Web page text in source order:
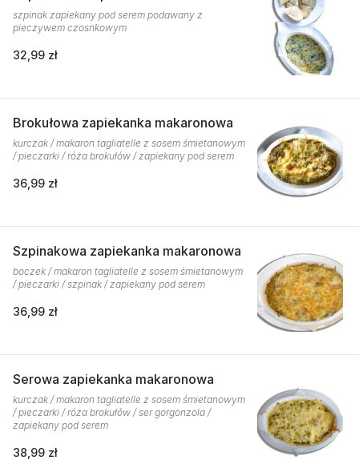
szpinak zapiekany pod serem podawany z
pieczywem czosnkowym
32,99 zł
Brokułowa zapiekanka makaronowa
kurczak / makaron tagliatelle z sosem śmietanowym
/ pieczarki / róża brokułów / zapiekany pod serem
36,99 zł
Szpinakowa zapiekanka makaronowa
boczek / makaron tagliatelle z sosem śmietanowym
/ pieczarki / szpinak / zapiekany pod serem
36,99 zł
Serowa zapiekanka makaronowa
kurczak / makaron tagliatelle z sosem śmietanowym
/ pieczarki / róża brokułów / ser gorgonzola /
zapiekany pod serem
38,99 zł